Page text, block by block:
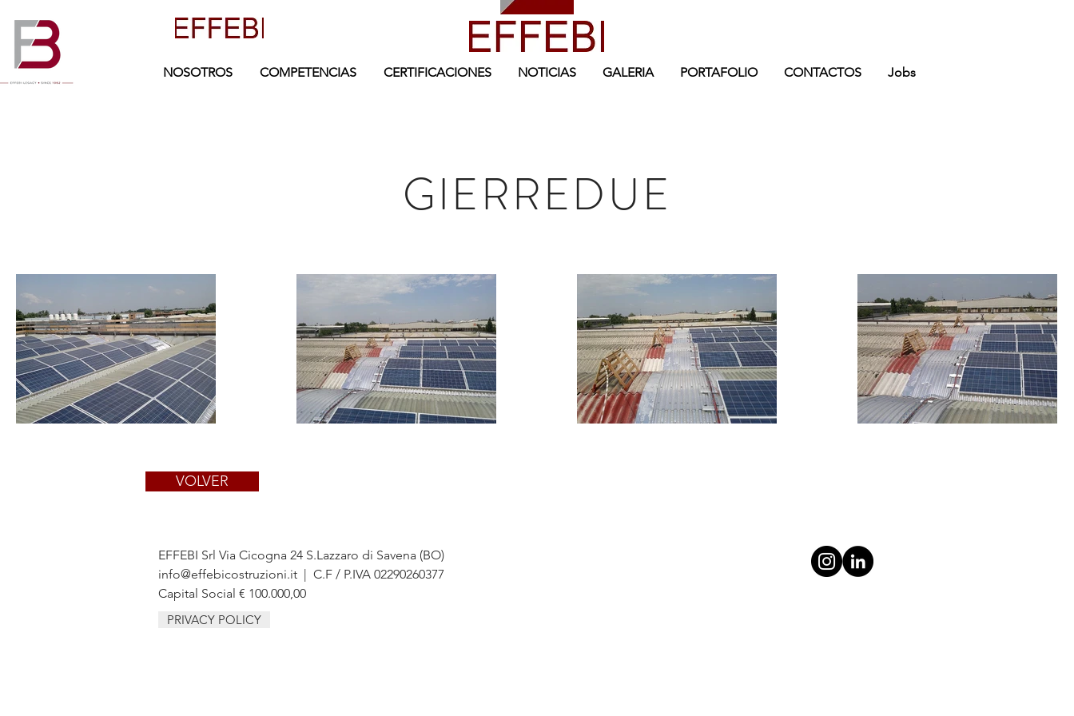
NOSOTROS COMPETENCIAS CERTIFICACIONES NOTICIAS GALERIA PORTAFOLIO CONTACTOS Jobs
GIERREDUE
VOLVER
EFFEBI Srl Via Cicogna 24 S.Lazzaro di Savena (BO)
info@effebicostruzioni.it | C.F / P.IVA 02290260377
Capital Social € 100.000,00
PRIVACY POLICY